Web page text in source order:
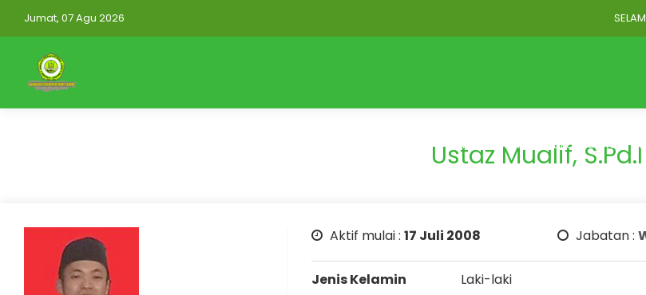
Jumat, 07 Agu 2026 SELAMAT
Akademik BLOG STRUKTUR
Ustaz Mualif, S.Pd.I
Aktif mulai : 17 Juli 2008 Jabatan :
Jenis Kelamin Laki-laki